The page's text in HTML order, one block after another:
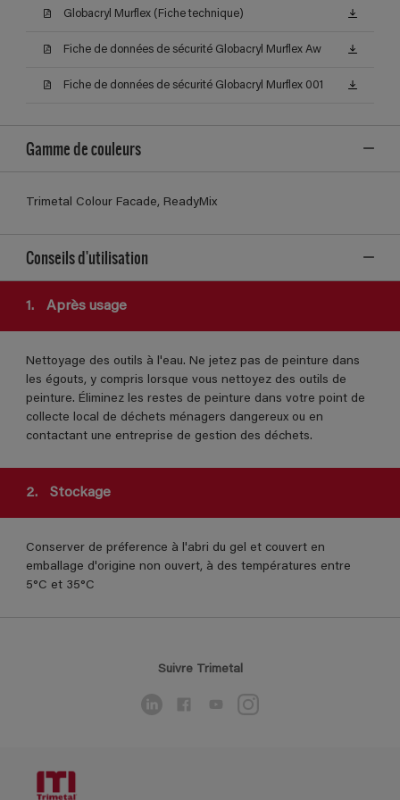
Globacryl Murflex (Fiche technique)
Fiche de données de sécurité Globacryl Murflex Aw
Fiche de données de sécurité Globacryl Murflex 001
Gamme de couleurs
Trimetal Colour Facade, ReadyMix
Conseils d'utilisation
1. Après usage
Nettoyage des outils à l'eau. Ne jetez pas de peinture dans
les égouts, y compris lorsque vous nettoyez des outils de
peinture. Éliminez les restes de peinture dans votre point de
collecte local de déchets ménagers dangereux ou en
contactant une entreprise de gestion des déchets.
2. Stockage
Conserver de préference à l'abri du gel et couvert en
emballage d'origine non ouvert, à des températures entre
5°C et 35°C
Suivre Trimetal